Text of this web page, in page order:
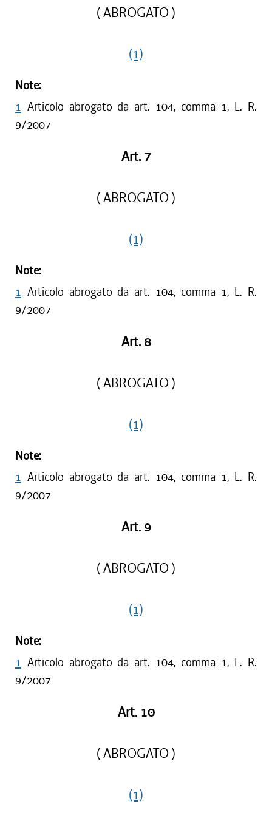
( ABROGATO )
(1)
Note:
1 Articolo abrogato da art. 104, comma 1, L. R.
9/2007
Art. 7
( ABROGATO )
(1)
Note:
1 Articolo abrogato da art. 104, comma 1, L. R.
9/2007
Art. 8
( ABROGATO )
(1)
Note:
1 Articolo abrogato da art. 104, comma 1, L. R.
9/2007
Art. 9
( ABROGATO )
(1)
Note:
1 Articolo abrogato da art. 104, comma 1, L. R.
9/2007
Art. 10
( ABROGATO )
(1)